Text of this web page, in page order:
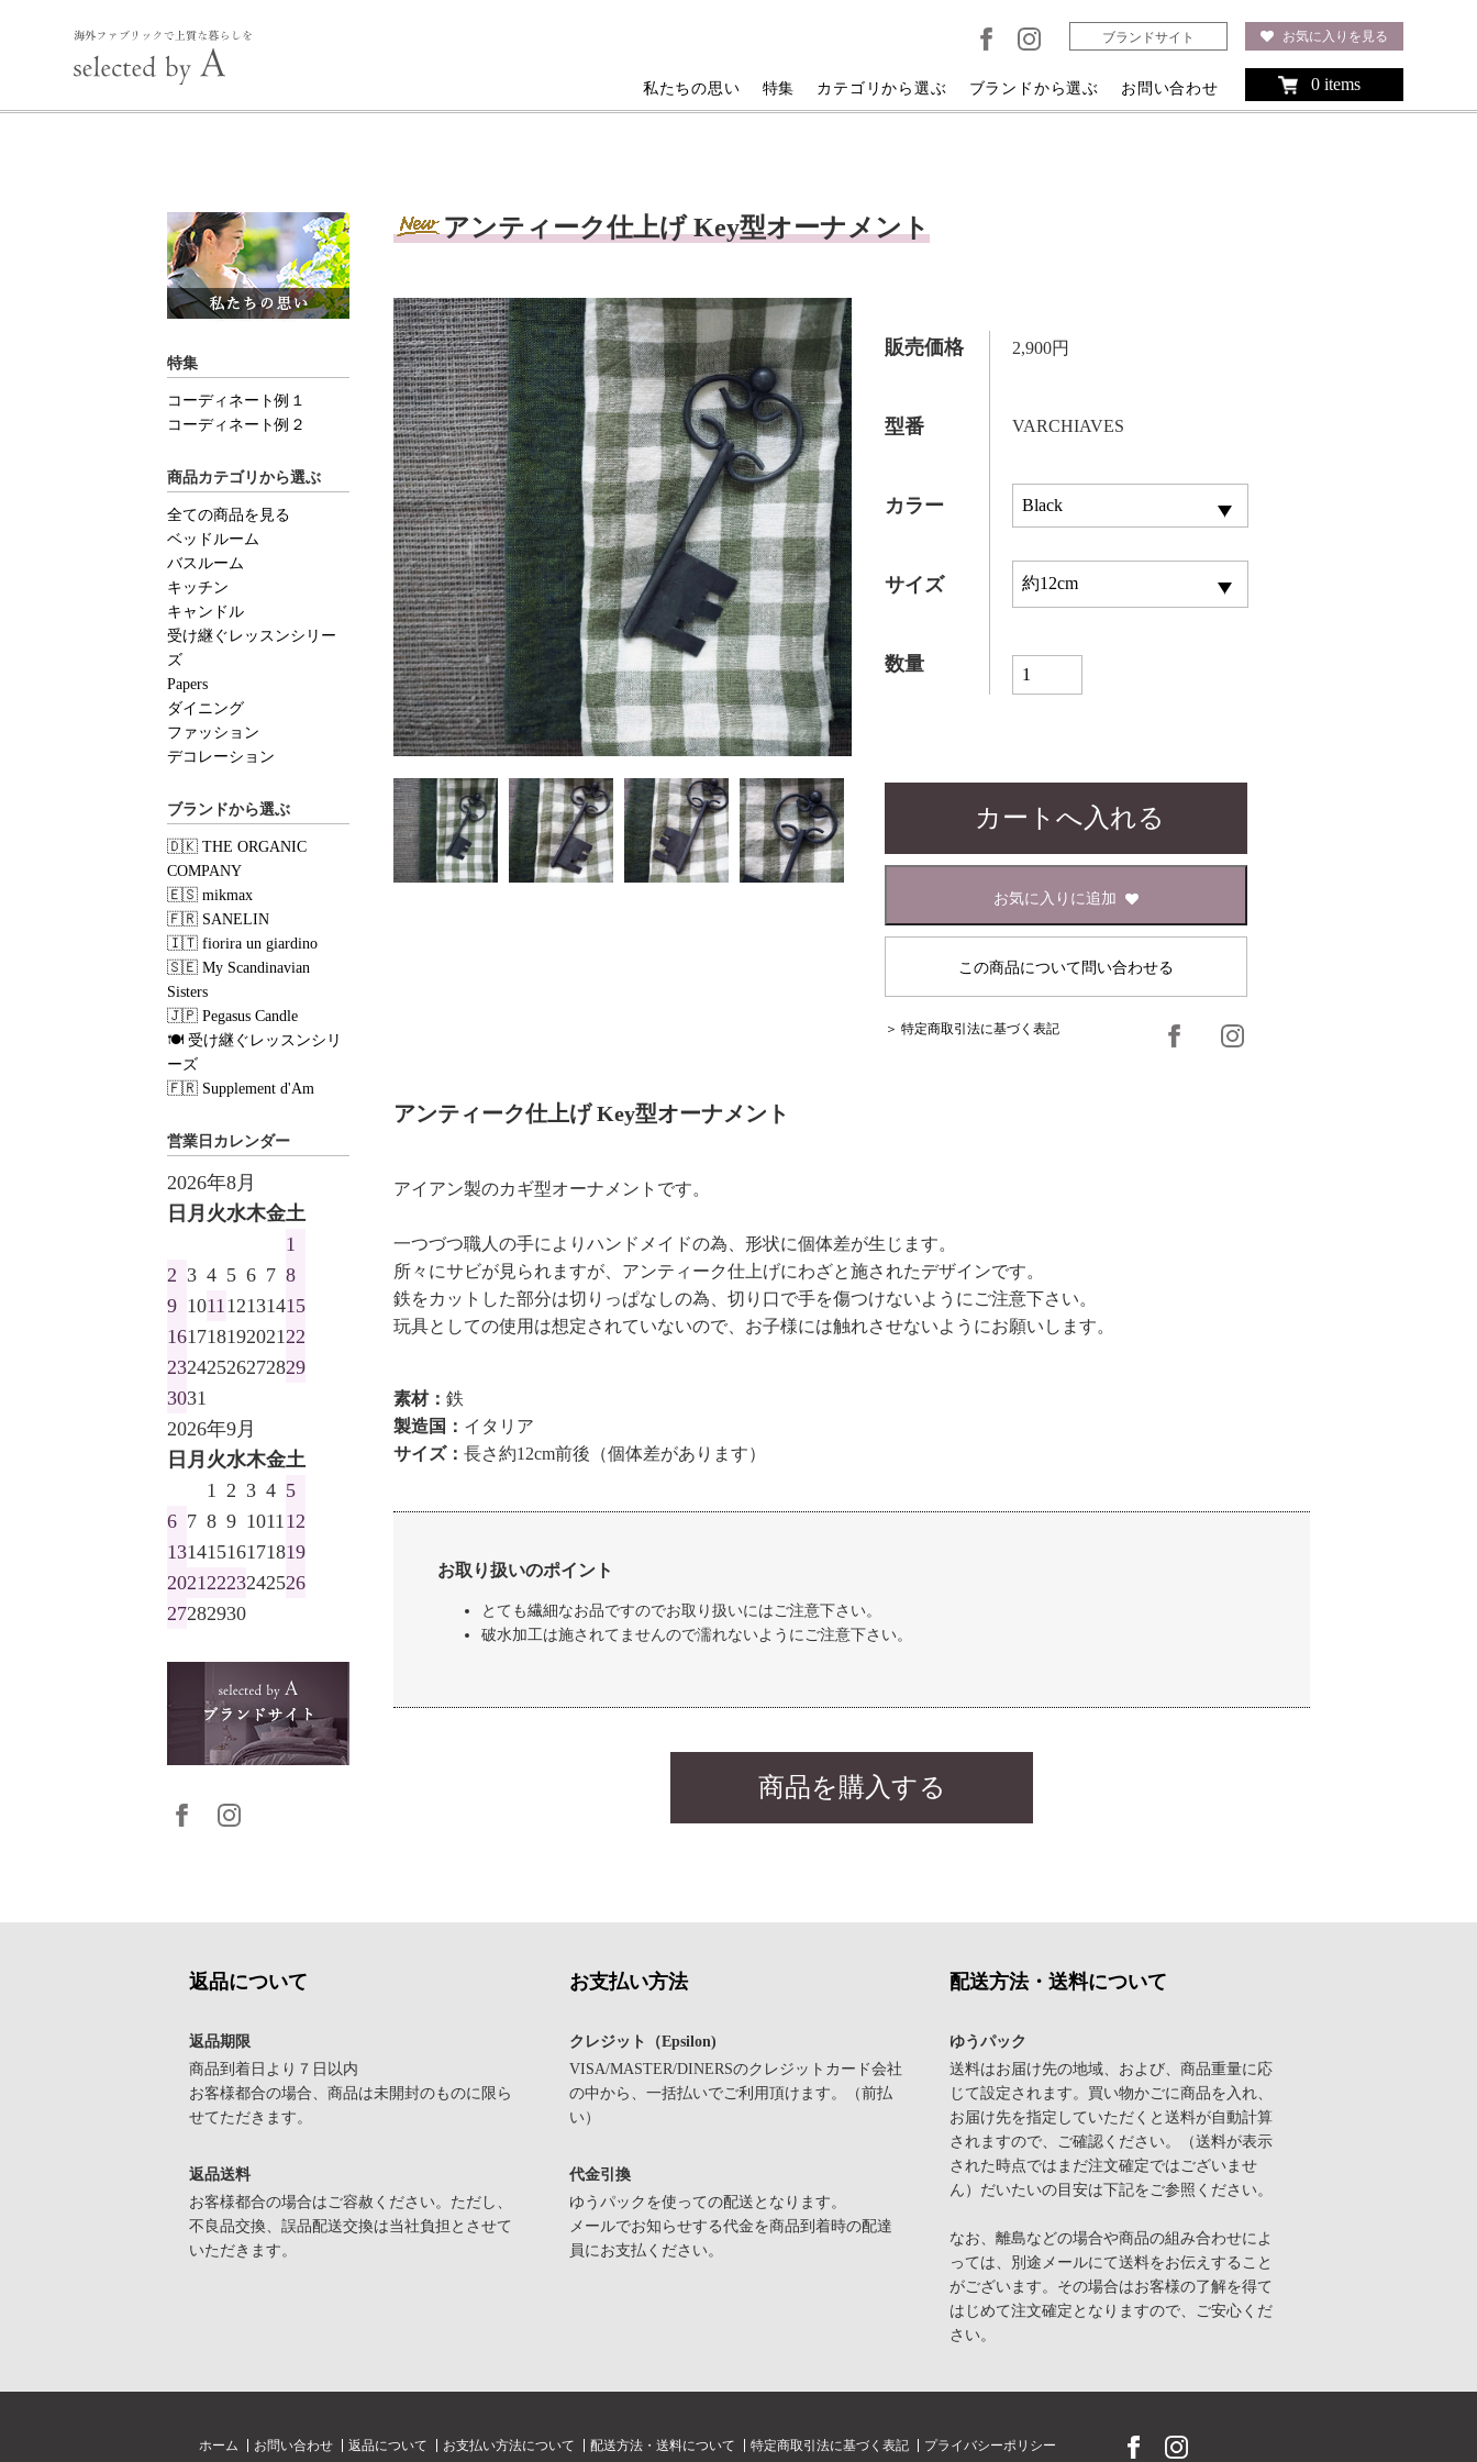
ブランドサイト お気に入りを見る
0 items
私たちの思い 特集 カテゴリから選ぶ ブランドから選ぶ お問い合わせ
特集
コーディネート例１
コーディネート例２
商品カテゴリから選ぶ
全ての商品を見る
ベッドルーム
バスルーム
キッチン
キャンドル
受け継ぐレッスンシリー
ズ
Papers
ダイニング
ファッション
デコレーション
ブランドから選ぶ
🇩🇰 THE ORGANIC
COMPANY
🇪🇸 mikmax
🇫🇷 SANELIN
🇮🇹 fiorira un giardino
🇸🇪 My Scandinavian
Sisters
🇯🇵 Pegasus Candle
🍽 受け継ぐレッスンシリ
ーズ
🇫🇷 Supplement d'Am
営業日カレンダー
2026年8月
日 月 火水木金土
1
2 3 4 5 6 7 8
9 101112131415
16171819202122
23242526272829
3031
2026年9月
日 月 火水木金土
1 2 3 4 5
6 7 8 9 101112
13141516171819
20212223242526
27282930
アンティーク仕上げ Key型オーナメント
販売価格 2,900円
型番 VARCHIAVES
カラー
サイズ
数量
お気に入りに追加
この商品について問い合わせる
＞ 特定商取引法に基づく表記
アンティーク仕上げ Key型オーナメント
アイアン製のカギ型オーナメントです。
一つづつ職人の手によりハンドメイドの為、形状に個体差が生じます。
所々にサビが見られますが、アンティーク仕上げにわざと施されたデザインです。
鉄をカットした部分は切りっぱなしの為、切り口で手を傷つけないようにご注意下さい。
玩具としての使用は想定されていないので、お子様には触れさせないようにお願いします。
素材： 鉄
製造国： イタリア
サイズ： 長さ約12cm前後（個体差があります）
お取り扱いのポイント
とても繊細なお品ですのでお取り扱いにはご注意下さい。
破水加工は施されてませんので濡れないようにご注意下さい。
商品を購入する
返品について
返品期限
商品到着日より７日以内
お客様都合の場合、商品は未開封のものに限ら
せてただきます。
返品送料
お客様都合の場合はご容赦ください。ただし、
不良品交換、誤品配送交換は当社負担とさせて
いただきます。
お支払い方法
クレジット（Epsilon)
VISA/MASTER/DINERSのクレジットカード会社
の中から、一括払いでご利用頂けます。（前払
い）
代金引換
ゆうパックを使っての配送となります。
メールでお知らせする代金を商品到着時の配達
員にお支払ください。
配送方法・送料について
ゆうパック
送料はお届け先の地域、および、商品重量に応
じて設定されます。買い物かごに商品を入れ、
お届け先を指定していただくと送料が自動計算
されますので、ご確認ください。（送料が表示
された時点ではまだ注文確定ではございませ
ん）だいたいの目安は下記をご参照ください。
なお、離島などの場合や商品の組み合わせによ
っては、別途メールにて送料をお伝えすること
がございます。その場合はお客様の了解を得て
はじめて注文確定となりますので、ご安心くだ
さい。
ホーム お問い合わせ 返品について お支払い方法について 配送方法・送料について 特定商取引法に基づく表記 プライバシーポリシー